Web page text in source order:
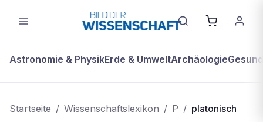
Astronomie & PhysikErde & UmweltArchäologie
Startseite / Wissenschaftslexikon / P / platonisch